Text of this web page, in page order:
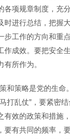
各项规章制度，充
时进行总结，把握
步工作的方向和重
作成效。要把安全
所作为。
和策略是党的生命
打乱仗”，要紧密
有效的政策和措施
要有共同的频率，